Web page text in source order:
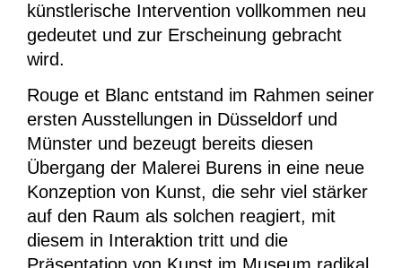
künstlerische Intervention vollkommen neu
gedeutet und zur Erscheinung gebracht
wird.
Rouge et Blanc entstand im Rahmen seiner
ersten Ausstellungen in Düsseldorf und
Münster und bezeugt bereits diesen
Übergang der Malerei Burens in eine neue
Konzeption von Kunst, die sehr viel stärker
auf den Raum als solchen reagiert, mit
diesem in Interaktion tritt und die
Präsentation von Kunst im Museum radikal